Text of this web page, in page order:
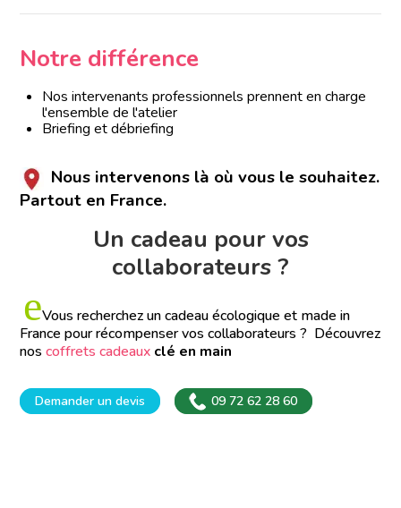
Notre différence
Nos intervenants professionnels prennent en charge
l'ensemble de l'atelier
Briefing et débriefing
Nous intervenons là où vous le souhaitez.
Partout en France.
Un cadeau pour vos
collaborateurs ?
eVous recherchez un cadeau écologique et made in
France pour récompenser vos collaborateurs ? Découvrez
noscoffrets cadeaux clé en main
Demander un devis 09 72 62 28 60